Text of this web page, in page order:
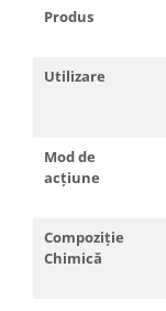
Produs
Utilizare
Mod de
acțiune
Compoziție
Chimică